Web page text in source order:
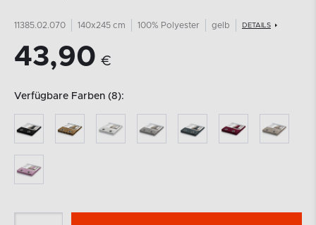
11385.02.070 140x245 cm 100% Polyester gelb DETAILS
43,90 €
Verfügbare Farben (8):